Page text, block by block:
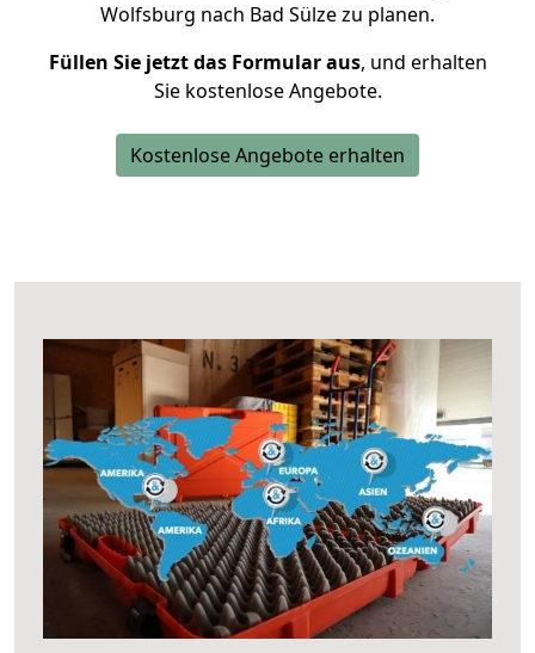
Wolfsburg nach Bad Sülze zu planen.
Füllen Sie jetzt das Formular aus, und erhalten
Sie kostenlose Angebote.
Kostenlose Angebote erhalten